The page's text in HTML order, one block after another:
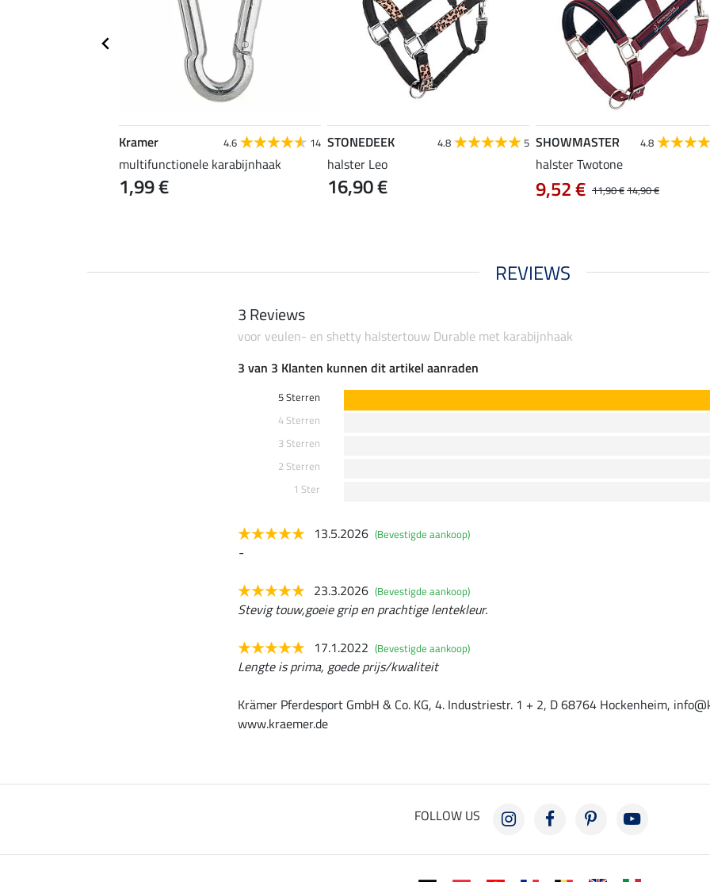
Kramer 4.6 14
multifunctionele karabijnhaak
1,99 €
STONEDEEK 4.8 5
halster Leo
16,90 €
SHOWMASTER 4.8
halster Twotone
11,90 €14,90 €
9,52 €
REVIEWS
3 Reviews
voor veulen- en shetty halstertouw Durable met karabijnhaak
3 van 3 Klanten kunnen dit artikel aanraden
5 Sterren
4 Sterren
3 Sterren
2 Sterren
1 Ster
13.5.2026 (Bevestigde aankoop)
-
23.3.2026 (Bevestigde aankoop)
Stevig touw,goeie grip en prachtige lentekleur.
17.1.2022 (Bevestigde aankoop)
Lengte is prima, goede prijs/kwaliteit
Krämer Pferdesport GmbH & Co. KG, 4. Industriestr. 1 + 2, D 68764 Hockenheim,
www.kraemer.de
FOLLOW US